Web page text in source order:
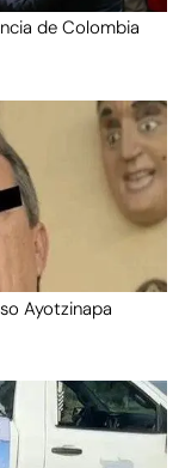
de Colombia
Ayotzinapa